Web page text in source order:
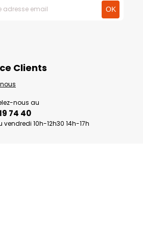
Clients
nous au
74 40
vendredi 10h-12h30 14h-17h